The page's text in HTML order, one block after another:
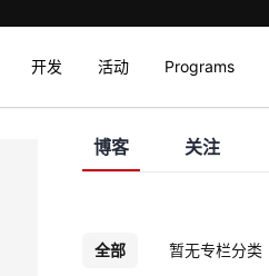
开发 活动 Programs
博客 关注
全部 暂无专栏分类